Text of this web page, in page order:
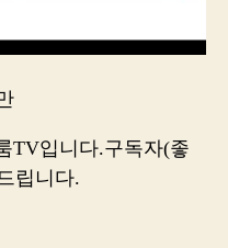
TV입니다.구독자(좋
립니다.